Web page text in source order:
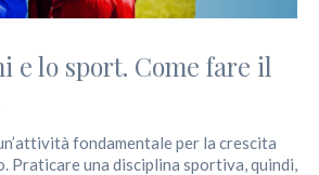
e lo sport. Come fare il
fondamentale per la crescita
Praticare una disciplina sportiva, quindi,